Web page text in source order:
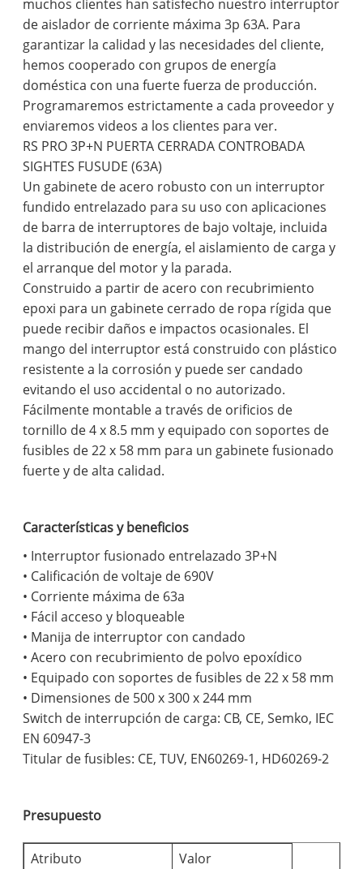
muchos clientes han satisfecho nuestro interruptor
de aislador de corriente máxima 3p 63A. Para
garantizar la calidad y las necesidades del cliente,
hemos cooperado con grupos de energía
doméstica con una fuerte fuerza de producción.
Programaremos estrictamente a cada proveedor y
enviaremos videos a los clientes para ver.
RS PRO 3P+N PUERTA CERRADA CONTROBADA
SIGHTES FUSUDE (63A)
Un gabinete de acero robusto con un interruptor
fundido entrelazado para su uso con aplicaciones
de barra de interruptores de bajo voltaje, incluida
la distribución de energía, el aislamiento de carga y
el arranque del motor y la parada.
Construido a partir de acero con recubrimiento
epoxi para un gabinete cerrado de ropa rígida que
puede recibir daños e impactos ocasionales. El
mango del interruptor está construido con plástico
resistente a la corrosión y puede ser candado
evitando el uso accidental o no autorizado.
Fácilmente montable a través de orificios de
tornillo de 4 x 8.5 mm y equipado con soportes de
fusibles de 22 x 58 mm para un gabinete fusionado
fuerte y de alta calidad.
Características y beneficios
• Interruptor fusionado entrelazado 3P+N
• Calificación de voltaje de 690V
• Corriente máxima de 63a
• Fácil acceso y bloqueable
• Manija de interruptor con candado
• Acero con recubrimiento de polvo epoxídico
• Equipado con soportes de fusibles de 22 x 58 mm
• Dimensiones de 500 x 300 x 244 mm
Switch de interrupción de carga: CB, CE, Semko, IEC
EN 60947-3
Titular de fusibles: CE, TUV, EN60269-1, HD60269-2
Presupuesto
Atributo
Valor